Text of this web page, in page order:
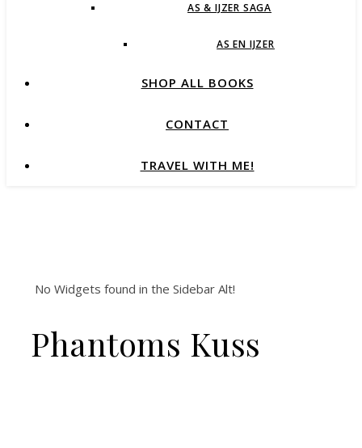
AS & IJZER SAGA
AS EN IJZER
SHOP ALL BOOKS
CONTACT
TRAVEL WITH ME!
No Widgets found in the Sidebar Alt!
Phantoms Kuss